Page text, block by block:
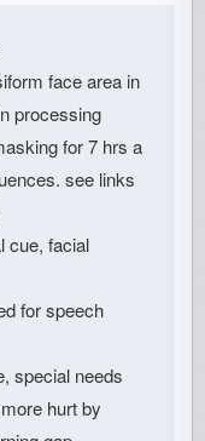
face area in
processing
for 7 hrs a
see links
cue, facial
for speech
special needs
hurt by